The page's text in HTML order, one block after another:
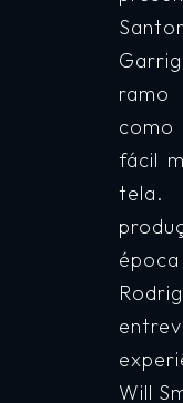
ramo
fácil
tela.
Will